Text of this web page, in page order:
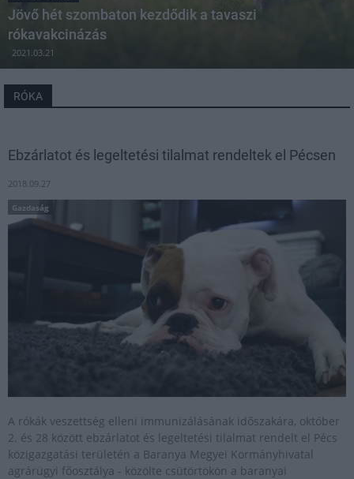
Jövő hét szombaton kezdődik a tavaszi
rókavakcinázás
2021.03.21
RÓKA
Ebzárlatot és legeltetési tilalmat rendeltek el Pécsen
2018.09.27
Gazdaság
A rókák veszettség elleni immunizálásának időszakára, október
2. és 28 között ebzárlatot és legeltetési tilalmat rendelt el Pécs
közigazgatási területén a Baranya Megyei Kormányhivatal
agrárügyi főosztálya - közölte csütörtökön a baranyai